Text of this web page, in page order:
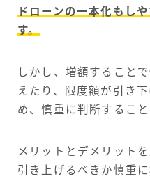
ドローンの一本化もし
す。
しかし、増額すること
えたり、限度額が引き
め、慎重に判断すること
メリットとデメリット
引き上げるべきか慎重に